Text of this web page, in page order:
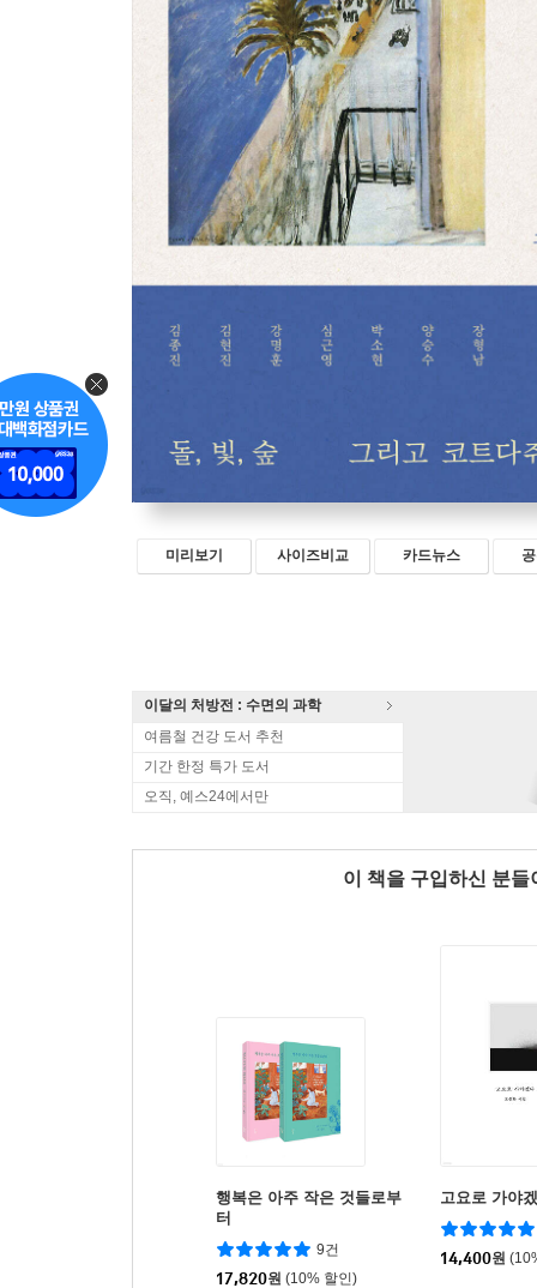
미리보기 사이즈비교 카드뉴스
이달의 처방전 : 수면의 과학
여름철 건강 도서 추천
기간 한정 특가 도서
오직, 예스24에서만
이 책을 구입하신 분
행복은 아주 작은 것들로부
터
9건
17,820원 (10% 할인)
고요로 가야
14,400원